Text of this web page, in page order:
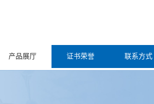
产品展厅 证书荣誉 联系方式